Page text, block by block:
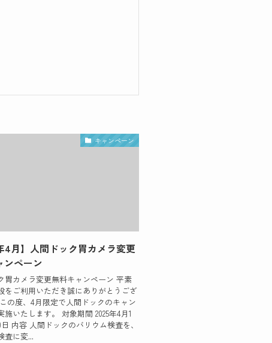
キャンペーン
4月】人間ドック胃カメラ変更
ンペーン
胃カメラ変更無料キャンペーン 平素
をご利用いただき誠にありがとうござ
の度、4月限定で人間ドックのキャン
施いたします。 対象期間 2025年4月1
内容 人間ドックのバリウム検査を、
査に変...